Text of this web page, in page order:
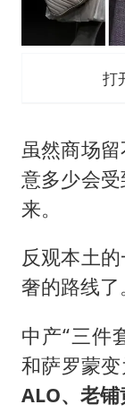
打
虽然商场
意多少会
来。
反观本土
奢的路线了
中产“三件
和萨罗蒙变
ALO、老铺